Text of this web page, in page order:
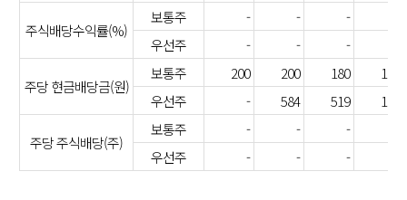
주식배당수익률(%)
보통주 - - -
우선주
- - -
주당 현금배당금(원)
보통주 200 200 180
180
우선주
- 584 519 180
주당 주식배당(주)
보통주 - - -
우선주
- - -